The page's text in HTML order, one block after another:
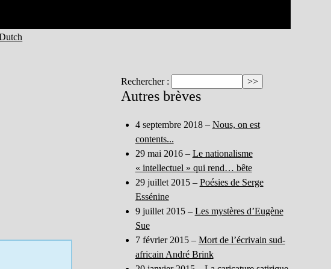
Rechercher :
Autres brèves
4 septembre 2018 – Nous, on est
contents...
29 mai 2016 – Le nationalisme
« intellectuel » qui rend… bête
29 juillet 2015 – Poésies de Serge
Essénine
9 juillet 2015 – Les mystères d’Eugène
Sue
7 février 2015 – Mort de l’écrivain sud-
africain André Brink